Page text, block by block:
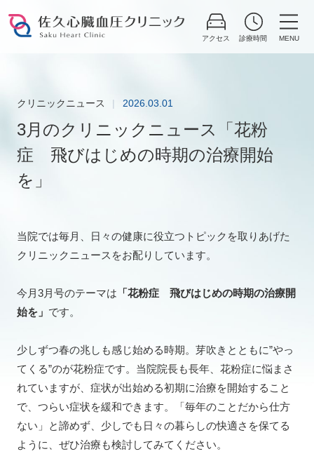
content
クリニックニュース 2026.03.01
3月のクリニックニュース「花粉
症 ⾶びはじめの時期の治療開始
を」
当院では毎月、日々の健康に役立つトピックを取りあげた
クリニックニュースをお配りしています。
今月3月号のテーマは 「花粉症 ⾶びはじめの時期の治療開
始を」 です。
少しずつ春の兆しも感じ始める時期。芽吹きとともに”やっ
てくる”のが花粉症です。当院院⻑も⻑年、花粉症に悩まさ
れていますが、症状が出始める初期に治療を開始すること
で、つらい症状を緩和できます。「毎年のことだから仕⽅
ない」と諦めず、少しでも⽇々の暮らしの快適さを保てる
ように、ぜひ治療も検討してみてください。